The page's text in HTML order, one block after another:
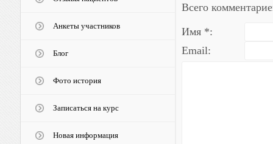
Анкеты участников
Блог
Фото история
Записаться на курс
Новая информация
Всего
Имя *:
Email: